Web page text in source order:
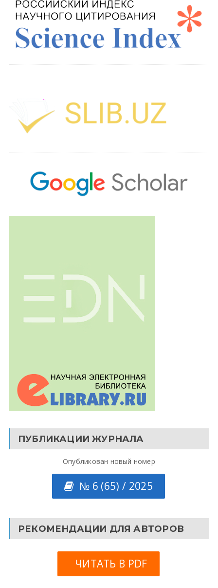
ПУБЛИКАЦИИ ЖУРНАЛА
Опубликован новый номер
№ 6 (65) / 2025
РЕКОМЕНДАЦИИ ДЛЯ АВТОРОВ
ЧИТАТЬ В PDF